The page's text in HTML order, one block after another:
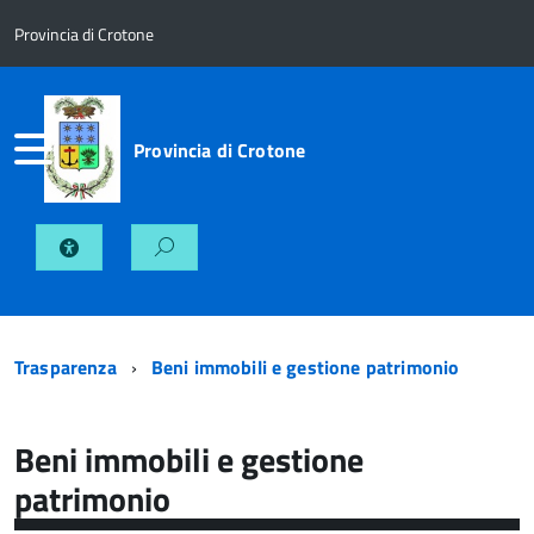
Provincia di Crotone
Provincia di Crotone
Trasparenza Beni immobili e gestione patrimonio
Beni immobili e gestione
patrimonio